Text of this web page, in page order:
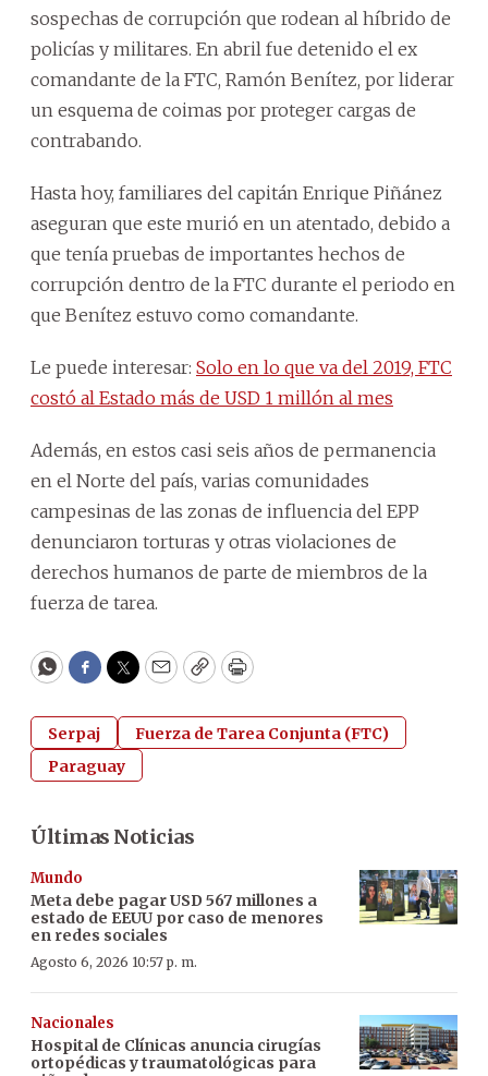
sospechas de corrupción que rodean al híbrido de
policías y militares. En abril fue detenido el ex
comandante de la FTC, Ramón Benítez, por liderar
un esquema de coimas por proteger cargas de
contrabando.
Hasta hoy, familiares del capitán Enrique Piñánez
aseguran que este murió en un atentado, debido a
que tenía pruebas de importantes hechos de
corrupción dentro de la FTC durante el periodo en
que Benítez estuvo como comandante.
Le puede interesar: Solo en lo que va del 2019, FTC
costó al Estado más de USD 1 millón al mes
Además, en estos casi seis años de permanencia
en el Norte del país, varias comunidades
campesinas de las zonas de influencia del EPP
denunciaron torturas y otras violaciones de
derechos humanos de parte de miembros de la
fuerza de tarea.
WhatsApp
Facebook
Twitter
EmailCopyPrint
Serpaj
Fuerza de Tarea Conjunta (FTC)
Paraguay
Últimas Noticias
Mundo
Meta debe pagar USD 567 millones a
estado de EEUU por caso de menores
en redes sociales
Agosto 6, 2026 10:57 p. m.
Nacionales
Hospital de Clínicas anuncia cirugías
ortopédicas y traumatológicas para